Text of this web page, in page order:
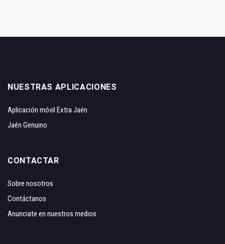
NUESTRAS APLICACIONES
Aplicación móvil Extra Jaén
Jaén Genuino
CONTACTAR
Sobre nosotros
Contáctanos
Anunciate en nuestros medios